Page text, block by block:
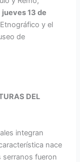
jueves 13 de
y el
de
DEL
integran
nace
serranos fueron